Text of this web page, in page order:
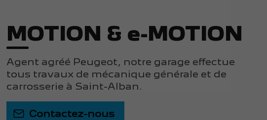
MOTION & e-MOTION
Agent agréé Peugeot, notre garage effectue
tous travaux de mécanique générale et de
carrosserie à Saint-Alban.
Contactez-nous